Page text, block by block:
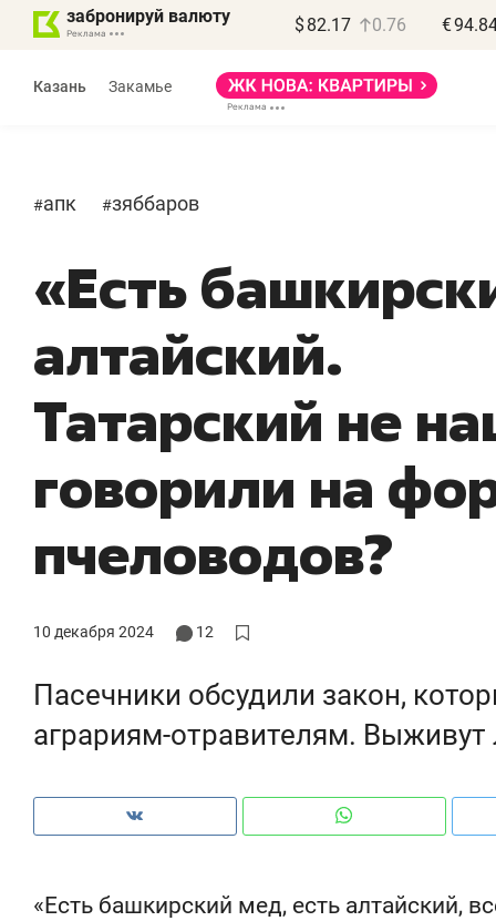
забронируй валюту $ 82.17 0.76 €
Казань Закамье
#апк #зяббаров
«Есть
алтайский.
Татарский не
говорили на
пчеловодов?
10 декабря 2024 12
Пасечники обсудили закон,
аграриям-отравителям. Выживут
«Есть башкирский мед, есть алтайский,
Рекомендуем Рекомендуем